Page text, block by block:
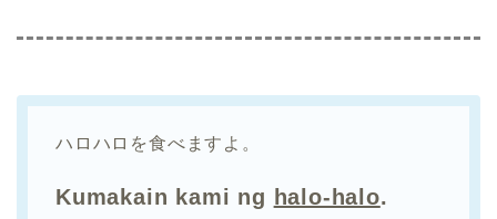
ハロハロを食べますよ。
Kumakain kami ng halo-halo.